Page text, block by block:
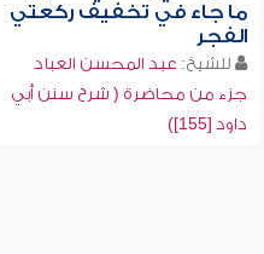
ما جاء في تخفيف ركعتي
الفجر
للشيخ: عبد المحسن العباد
جزء من محاضرة ( شرح سنن أبي
داود [155])